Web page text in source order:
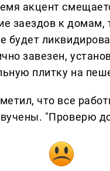
акцент
заездов к домам,
будет
завезен,
плитку на
что все
"Проверю